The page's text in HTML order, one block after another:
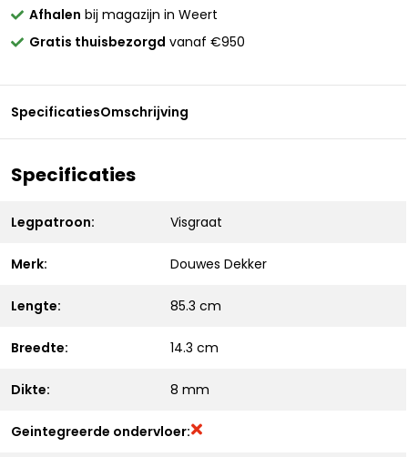
Afhalen bij magazijn in Weert
Gratis thuisbezorgd vanaf €950
SpecificatiesOmschrijving
Specificaties
Legpatroon: Visgraat
Merk: Douwes Dekker
Lengte: 85.3 cm
Breedte: 14.3 cm
Dikte: 8 mm
Geintegreerde ondervloer: